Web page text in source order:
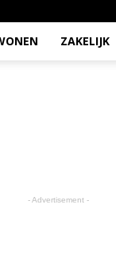
ZAKELIJK
- Advertisement -